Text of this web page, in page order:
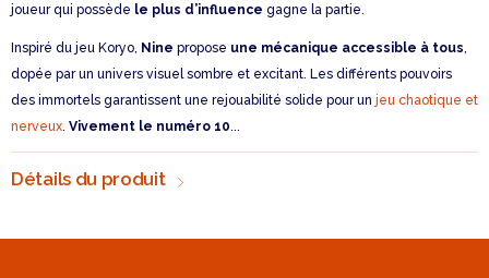
joueur qui possède le plus d’influence gagne la partie.
Inspiré du jeu Koryo, Nine propose une mécanique accessible à tous,
dopée par un univers visuel sombre et excitant. Les différents pouvoirs
des immortels garantissent une rejouabilité solide pour un jeu chaotique et
nerveux. Vivement le numéro 10...
Détails du produit